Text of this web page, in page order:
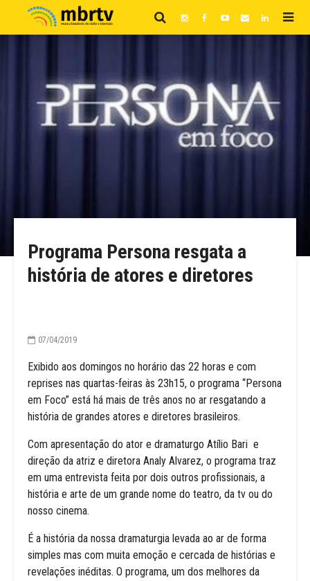
Programa Persona resgata a
história de atores e diretores
07/04/2019
Exibido aos domingos no horário das 22 horas e com
reprises nas quartas-feiras às 23h15, o programa “Persona
em Foco” está há mais de três anos no ar resgatando a
história de grandes atores e diretores brasileiros.
Com apresentação do ator e dramaturgo Atílio Bari e
direção da atriz e diretora Analy Alvarez, o programa traz
em uma entrevista feita por dois outros profissionais, a
história e arte de um grande nome do teatro, da tv ou do
nosso cinema.
É a história da nossa dramaturgia levada ao ar de forma
simples mas com muita emoção e cercada de histórias e
revelações inéditas. O programa, um dos melhores da